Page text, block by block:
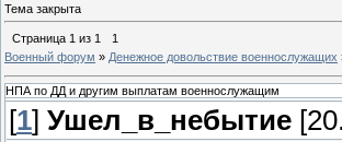
Тема закрыта
Страница 1 из 1
1
Военный форум » Денежное довольствие военнослужащих
НПА по ДД и другим выплатам военнослужащим
[1] Ушел_в_небытие